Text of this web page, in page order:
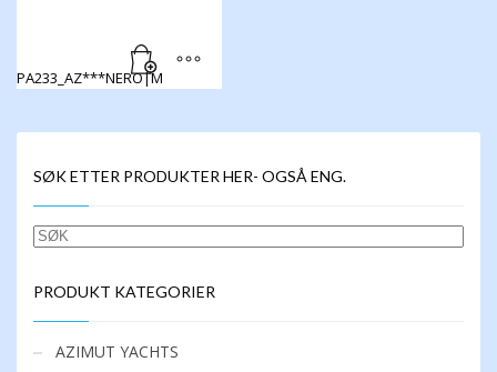
PA233_AZ***NERO|M
SØK ETTER PRODUKTER HER- OGSÅ ENG.
SØK
PRODUKT KATEGORIER
AZIMUT YACHTS